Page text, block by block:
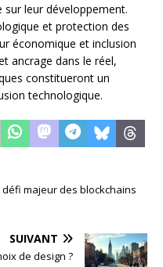
leur développement.
et protection des
économique et inclusion
ancrage dans le réel,
constitueront un
technologique.
majeur des blockchains
SUIVANT
de design ?